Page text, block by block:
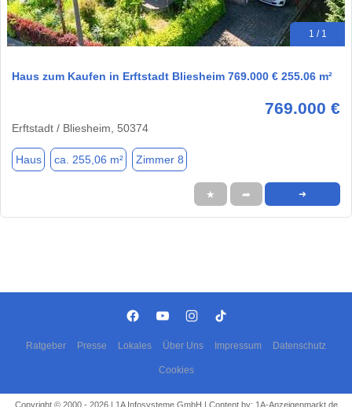
1 / 1
Haus zum Kaufen in Erftstadt Bliesheim 769.000 € 255.06 m²
769.000 €
Erftstadt / Bliesheim, 50374
Haus ca. 255,06 m² Zimmer 8
★ ➦ ➜
Ratgeber Presse Lokales Über Uns Impressum Datenschutz
Cookies
Copyright © 2000 - 2026 | 1A Infosysteme GmbH | Content by: 1A-Anzeigenmarkt.de